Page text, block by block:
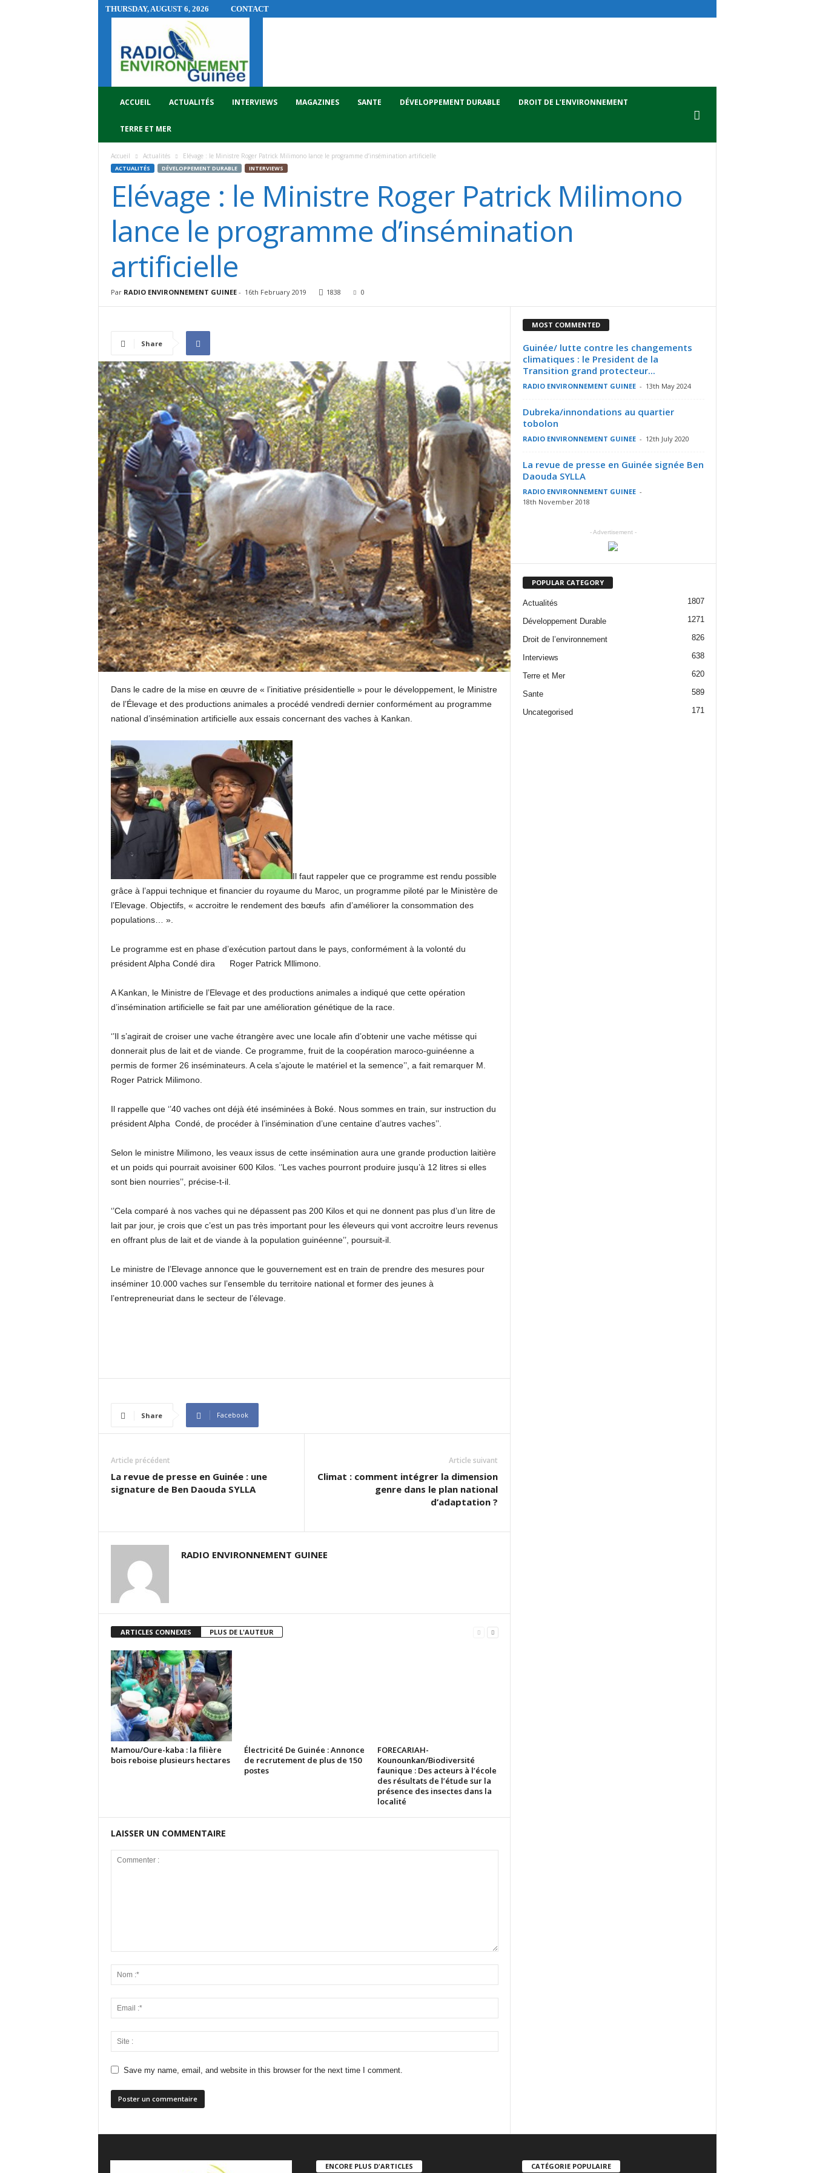
THURSDAY, AUGUST 6, 2026
CONTACT
E
ACCUEIL ACTUALITÉS INTERVIEWS MAGAZINES SANTE DÉVELOPPEMENT DURABLE DROIT DE L’ENVIRONNEMENT
TERRE ET MER
Accueil Actualités Elévage : le Ministre Roger Patrick Milimono lance le programme d’insémination artificielle
ACTUALITÉS DÉVELOPPEMENT DURABLE INTERVIEWS
Elévage : le Ministre Roger Patrick Milimono
lance le programme d’insémination
artificielle
Par RADIO ENVIRONNEMENT GUINEE- 16th February 2019 1838 0
Share
Dans le cadre de la mise en œuvre de « l’initiative présidentielle » pour le développement, le Ministre
de l’Élevage et des productions animales a procédé vendredi dernier conformément au programme
national d’insémination artificielle aux essais concernant des vaches à Kankan.
Il faut rappeler que ce programme est rendu possible
grâce à l’appui technique et financier du royaume du Maroc, un programme piloté par le Ministère de
l’Elevage. Objectifs, « accroitre le rendement des bœufs afin d’améliorer la consommation des
populations… ».
Le programme est en phase d’exécution partout dans le pays, conformément à la volonté du
président Alpha Condé dira Roger Patrick Mllimono.
A Kankan, le Ministre de l’Elevage et des productions animales a indiqué que cette opération
d’insémination artificielle se fait par une amélioration génétique de la race.
‘’Il s’agirait de croiser une vache étrangère avec une locale afin d’obtenir une vache métisse qui
donnerait plus de lait et de viande. Ce programme, fruit de la coopération maroco-guinéenne a
permis de former 26 inséminateurs. A cela s’ajoute le matériel et la semence’’, a fait remarquer M.
Roger Patrick Milimono.
Il rappelle que ‘’40 vaches ont déjà été inséminées à Boké. Nous sommes en train, sur instruction du
président Alpha Condé, de procéder à l’insémination d’une centaine d’autres vaches’’.
Selon le ministre Milimono, les veaux issus de cette insémination aura une grande production laitière
et un poids qui pourrait avoisiner 600 Kilos. ‘’Les vaches pourront produire jusqu’à 12 litres si elles
sont bien nourries’’, précise-t-il.
‘’Cela comparé à nos vaches qui ne dépassent pas 200 Kilos et qui ne donnent pas plus d’un litre de
lait par jour, je crois que c’est un pas très important pour les éleveurs qui vont accroitre leurs revenus
en offrant plus de lait et de viande à la population guinéenne’’, poursuit-il.
Le ministre de l’Elevage annonce que le gouvernement est en train de prendre des mesures pour
inséminer 10.000 vaches sur l’ensemble du territoire national et former des jeunes à
l’entrepreneuriat dans le secteur de l’élevage.
Share Facebook
Article précédent
La revue de presse en Guinée : une
signature de Ben Daouda SYLLA
Article suivant
Climat : comment intégrer la dimension
genre dans le plan national
d’adaptation ?
RADIO ENVIRONNEMENT GUINEE
ARTICLES CONNEXES PLUS DE L'AUTEUR
Mamou/Oure-kaba : la filière
bois reboise plusieurs hectares
Électricité De Guinée : Annonce
de recrutement de plus de 150
postes
FORECARIAH-
Kounounkan/Biodiversité
faunique : Des acteurs à l’école
des résultats de l’étude sur la
présence des insectes dans la
localité
LAISSER UN COMMENTAIRE
Save my name, email, and website in this browser for the next time I comment.
MOST COMMENTED
Guinée/ lutte contre les changements
climatiques : le President de la
Transition grand protecteur...
RADIO ENVIRONNEMENT GUINEE - 13th May 2024
Dubreka/innondations au quartier
tobolon
RADIO ENVIRONNEMENT GUINEE - 12th July 2020
La revue de presse en Guinée signée Ben
Daouda SYLLA
RADIO ENVIRONNEMENT GUINEE -
18th November 2018
- Advertisement -
POPULAR CATEGORY
Actualités 1807
Développement Durable 1271
Droit de l’environnement 826
Interviews 638
Terre et Mer 620
Sante 589
Uncategorised 171
ENCORE PLUS D'ARTICLES CATÉGORIE POPULAIRE